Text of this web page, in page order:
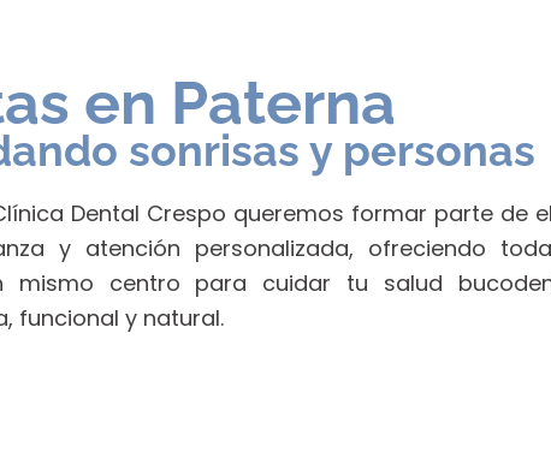
en Paterna
sonrisas y personas
Dental Crespo queremos formar parte de
y atención personalizada, ofreciendo
mismo centro para cuidar tu salud
funcional y natural.